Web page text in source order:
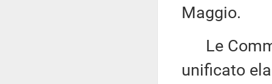
Maggio.
Le
unificato